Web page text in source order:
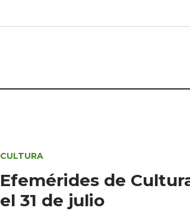
CULTURA
Efemérides de
el 31 de julio